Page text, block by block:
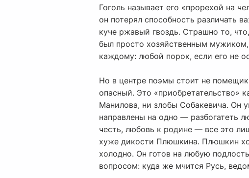
Гоголь называет его «прорехой на
он потерял способность различать
куче ржавый гвоздь. Страшно то,
был просто хозяйственным
каждому: любой порок, если его не
Но в центре поэмы стоит не
опасный. Это «приобретательство»
Манилова, ни злобы Собакевича. Он
направлены на одно — разбогатеть
честь, любовь к родине — все это
хуже дикости Плюшкина. Плюшкин
холодно. Он готов на любую
вопросом: куда же мчится Русь,